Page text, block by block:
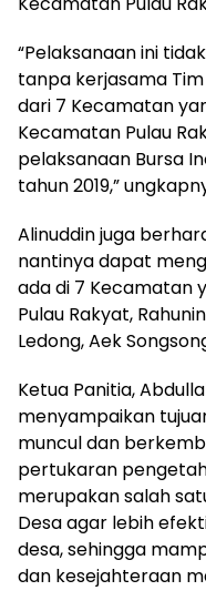
“Pelaksanaan ini
tanpa kerjasama
dari 7 Kecamatan
Kecamatan Pulau
pelaksanaan Bursa
tahun 2019,”
Alinuddin juga
nantinya dapat
ada di 7 Kecamatan
Pulau Rakyat,
Ledong, Aek
Ketua Panitia,
menyampaikan
muncul dan
pertukaran
merupakan salah
Desa agar lebih
desa, sehingga
dan kesejahteraan